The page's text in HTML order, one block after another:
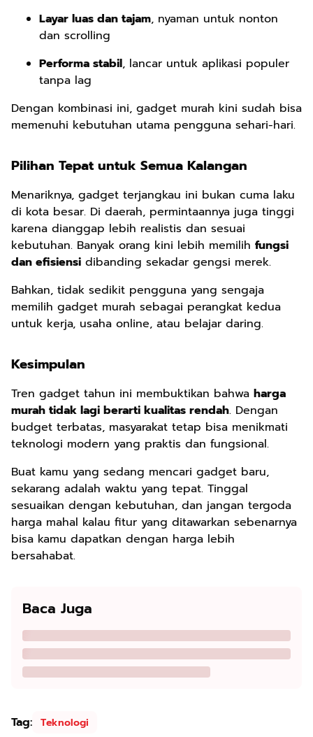
Layar luas dan tajam, nyaman untuk nonton
dan scrolling
Performa stabil, lancar untuk aplikasi populer
tanpa lag
Dengan kombinasi ini, gadget murah kini sudah bisa
memenuhi kebutuhan utama pengguna sehari-hari.
Pilihan Tepat untuk Semua Kalangan
Menariknya, gadget terjangkau ini bukan cuma laku
di kota besar. Di daerah, permintaannya juga tinggi
karena dianggap lebih realistis dan sesuai
kebutuhan. Banyak orang kini lebih memilih fungsi
dan efisiensi dibanding sekadar gengsi merek.
Bahkan, tidak sedikit pengguna yang sengaja
memilih gadget murah sebagai perangkat kedua
untuk kerja, usaha online, atau belajar daring.
Kesimpulan
Tren gadget tahun ini membuktikan bahwa harga
murah tidak lagi berarti kualitas rendah. Dengan
budget terbatas, masyarakat tetap bisa menikmati
teknologi modern yang praktis dan fungsional.
Buat kamu yang sedang mencari gadget baru,
sekarang adalah waktu yang tepat. Tinggal
sesuaikan dengan kebutuhan, dan jangan tergoda
harga mahal kalau fitur yang ditawarkan sebenarnya
bisa kamu dapatkan dengan harga lebih
bersahabat.
Baca Juga
Tag: Teknologi